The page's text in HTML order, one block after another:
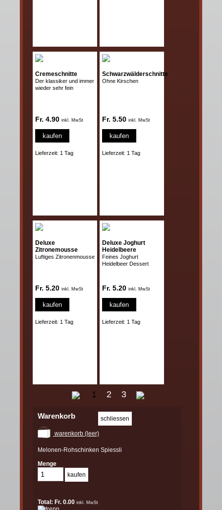
Cremeschnitte
Der klassiker und immer
wieder sehr fein
Fr. 4.90 inkl. MwSt
kaufen
Lieferzeit: 1 Tag
Schwarzwälderschnitte
Ohne Kirschen
Fr. 5.50 inkl. MwSt
kaufen
Lieferzeit: 1 Tag
Deluxe
Zitronemousse
Luftiges Zitronenmousse
Fr. 5.20 inkl. MwSt
kaufen
Lieferzeit: 1 Tag
Deluxe Joghurt
Heidelbeere
Feines Joghurt
Heidelbeer Dessert
Fr. 5.20 inkl. MwSt
kaufen
Lieferzeit: 1 Tag
1 2 3
Warenkorb
warenkorb (leer)
Melonen-Rohschinken Spiessli
Menge
Total: Fr. 0.00 inkl. MwSt